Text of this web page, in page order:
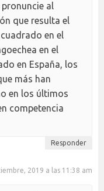
al
que resulta el
en el
en el
en España, los
más han
en los últimos
competencia
Responder
2019 a las 11:38 am